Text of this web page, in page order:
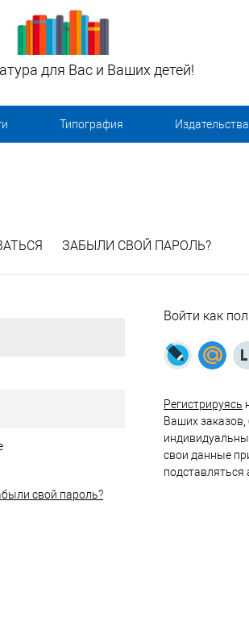
для Вас и Ваших детей!
Типография Издательства
ЗАБЫЛИ СВОЙ ПАРОЛЬ?
свой пароль?
Войти как
Регистрируясь
Ваших заказов,
свои данные
подставляться